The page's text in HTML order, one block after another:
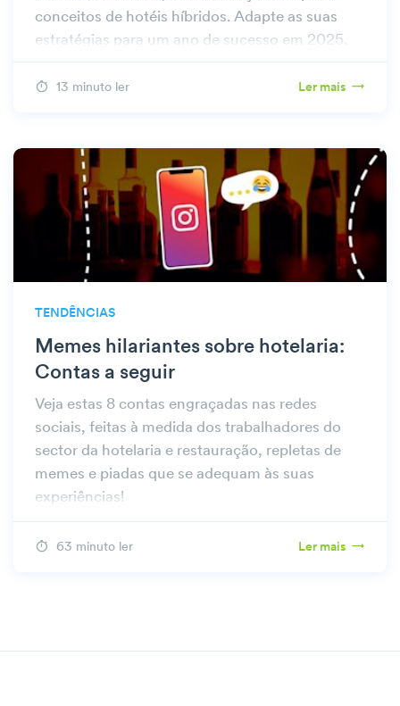
conceitos de hotéis híbridos. Adapte as suas
estratégias para um ano de sucesso em 2025.
13 minuto ler Ler mais
TENDÊNCIAS
Memes hilariantes sobre hotelaria:
Contas a seguir
Veja estas 8 contas engraçadas nas redes
sociais, feitas à medida dos trabalhadores do
sector da hotelaria e restauração, repletas de
memes e piadas que se adequam às suas
experiências!
63 minuto ler Ler mais